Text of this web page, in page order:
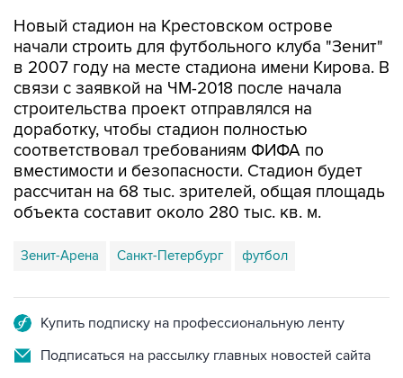
Новый стадион на Крестовском острове
начали строить для футбольного клуба "Зенит"
в 2007 году на месте стадиона имени Кирова. В
связи с заявкой на ЧМ-2018 после начала
строительства проект отправлялся на
доработку, чтобы стадион полностью
соответствовал требованиям ФИФА по
вместимости и безопасности. Стадион будет
рассчитан на 68 тыс. зрителей, общая площадь
объекта составит около 280 тыс. кв. м.
Зенит-Арена Санкт-Петербург футбол
Купить подписку на профессиональную ленту
Подписаться на рассылку главных новостей сайта